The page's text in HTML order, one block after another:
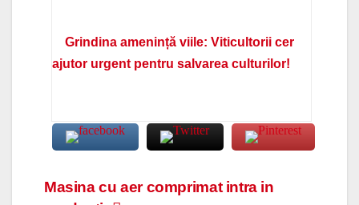
Grindina amenință viile: Viticultorii cer
ajutor urgent pentru salvarea culturilor!
Navigare
Masina cu aer comprimat intra in